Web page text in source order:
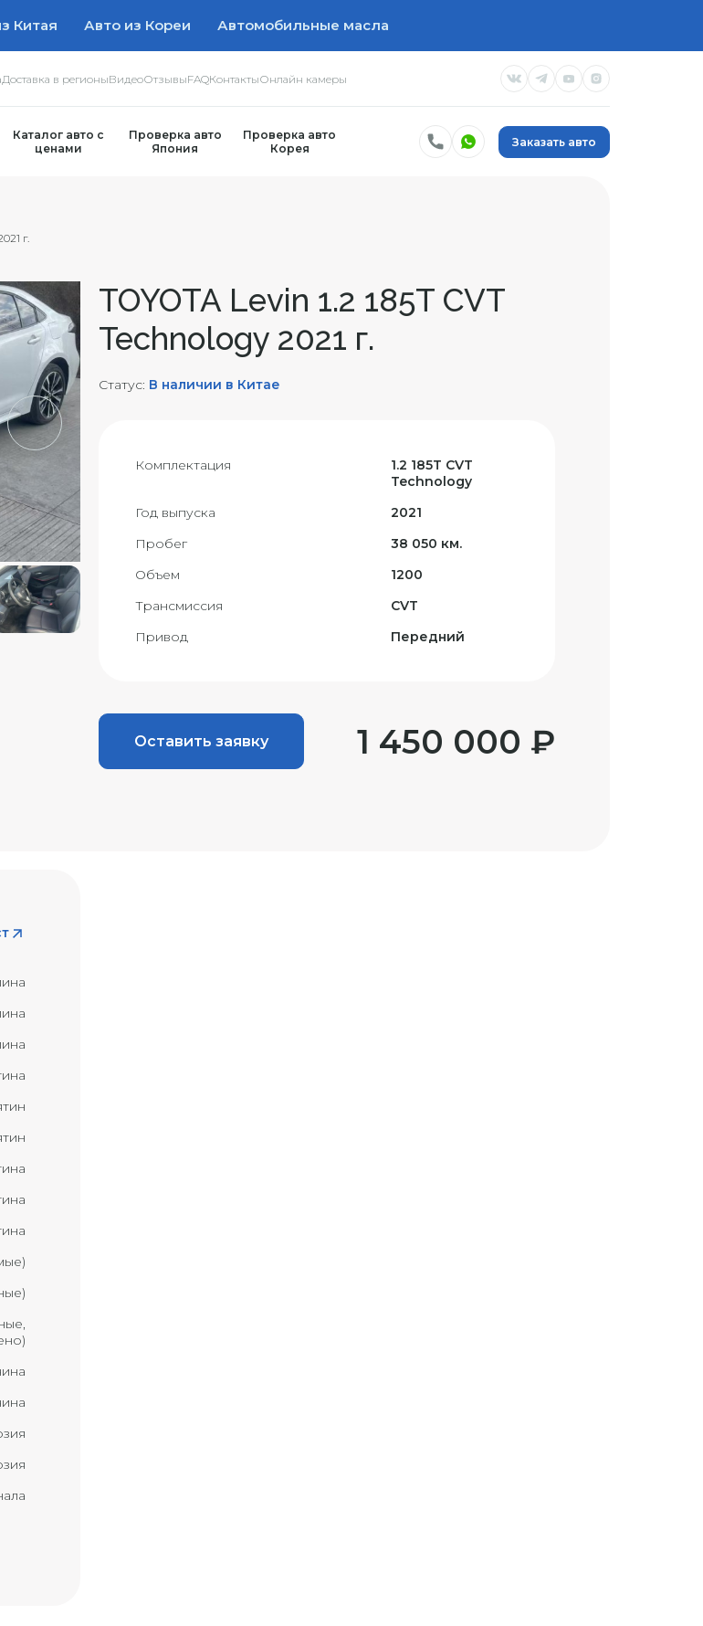
Китая Авто из Кореи Автомобильные масла
Доставка в регионыВидеоОтзывыFAQКонтактыОнлайн камеры
Каталог авто с
ценами
Проверка авто
Япония
Проверка авто
Корея
Заказать авто
г.
TOYOTA Levin 1.2 185T CVT
Technology 2021 г.
Статус: В наличии в Китае
Комплектация
1.2 185T CVT
Technology
Год выпуска
2021
Пробег
38 050 км.
Объем
1200
Трансмиссия
CVT
Привод
Передний
Оставить заявку 1 450 000 ₽